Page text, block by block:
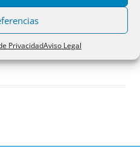
PrivacidadAviso Legal